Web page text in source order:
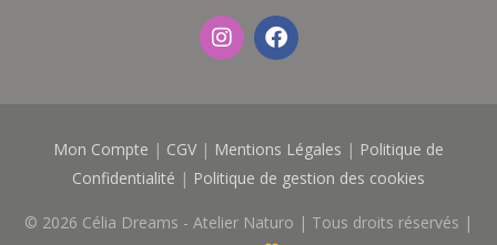
I
n
s
r
a
F
a
c
o
k
Mon Compte | CGV | Mentions Légales | Politique de
Confidentialité | Politique de gestion des cookies
© 2026 Célia Dreams - Atelier Naturo | Tous droits réservés |